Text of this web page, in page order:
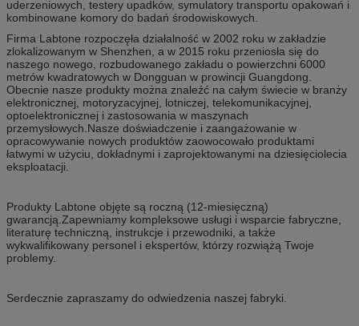
uderzeniowych, testery upadków, symulatory transportu opakowań i
kombinowane komory do badań środowiskowych.
Firma Labtone rozpoczęła działalność w 2002 roku w zakładzie
zlokalizowanym w Shenzhen, a w 2015 roku przeniosła się do
naszego nowego, rozbudowanego zakładu o powierzchni 6000
metrów kwadratowych w Dongguan w prowincji Guangdong.
Obecnie nasze produkty można znaleźć na całym świecie w branży
elektronicznej, motoryzacyjnej, lotniczej, telekomunikacyjnej,
optoelektronicznej i zastosowania w maszynach
przemysłowych.Nasze doświadczenie i zaangażowanie w
opracowywanie nowych produktów zaowocowało produktami
łatwymi w użyciu, dokładnymi i zaprojektowanymi na dziesięciolecia
eksploatacji.
Produkty Labtone objęte są roczną (12-miesięczną)
gwarancją.Zapewniamy kompleksowe usługi i wsparcie fabryczne,
literaturę techniczną, instrukcje i przewodniki, a także
wykwalifikowany personel i ekspertów, którzy rozwiążą Twoje
problemy.
Serdecznie zapraszamy do odwiedzenia naszej fabryki.